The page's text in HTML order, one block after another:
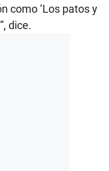
como ‘Los patos y
dice.